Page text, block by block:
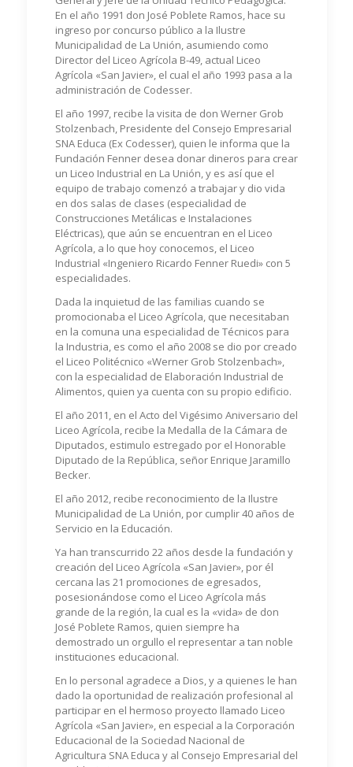
En el año 1991 don José Poblete Ramos, hace su
ingreso por concurso público a la Ilustre
Municipalidad de La Unión, asumiendo como
Director del Liceo Agrícola B-49, actual Liceo
Agrícola «San Javier», el cual el año 1993 pasa a la
administración de Codesser.
El año 1997, recibe la visita de don Werner Grob
Stolzenbach, Presidente del Consejo Empresarial
SNA Educa (Ex Codesser), quien le informa que la
Fundación Fenner desea donar dineros para crear
un Liceo Industrial en La Unión, y es así que el
equipo de trabajo comenzó a trabajar y dio vida
en dos salas de clases (especialidad de
Construcciones Metálicas e Instalaciones
Eléctricas), que aún se encuentran en el Liceo
Agrícola, a lo que hoy conocemos, el Liceo
Industrial «Ingeniero Ricardo Fenner Ruedi» con 5
especialidades.
Dada la inquietud de las familias cuando se
promocionaba el Liceo Agrícola, que necesitaban
en la comuna una especialidad de Técnicos para
la Industria, es como el año 2008 se dio por creado
el Liceo Politécnico «Werner Grob Stolzenbach»,
con la especialidad de Elaboración Industrial de
Alimentos, quien ya cuenta con su propio edificio.
El año 2011, en el Acto del Vigésimo Aniversario del
Liceo Agrícola, recibe la Medalla de la Cámara de
Diputados, estimulo estregado por el Honorable
Diputado de la República, señor Enrique Jaramillo
Becker.
El año 2012, recibe reconocimiento de la Ilustre
Municipalidad de La Unión, por cumplir 40 años de
Servicio en la Educación.
Ya han transcurrido 22 años desde la fundación y
creación del Liceo Agrícola «San Javier», por él
cercana las 21 promociones de egresados,
posesionándose como el Liceo Agrícola más
grande de la región, la cual es la «vida» de don
José Poblete Ramos, quien siempre ha
demostrado un orgullo el representar a tan noble
instituciones educacional.
En lo personal agradece a Dios, y a quienes le han
dado la oportunidad de realización profesional al
participar en el hermoso proyecto llamado Liceo
Agrícola «San Javier», en especial a la Corporación
Educacional de la Sociedad Nacional de
Agricultura SNA Educa y al Consejo Empresarial del